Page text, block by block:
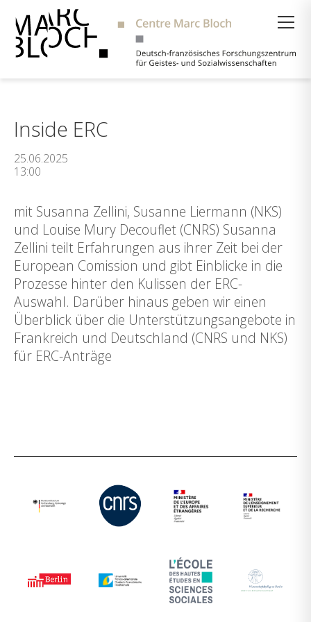
Inside ERC
25.06.2025
13:00
mit Susanna Zellini, Susanne Liermann (NKS)
und Louise Mury Decouflet (CNRS) Susanna
Zellini teilt Erfahrungen aus ihrer Zeit bei der
European Comission und gibt Einblicke in die
Prozesse hinter den Kulissen der ERC-
Auswahl. Darüber hinaus geben wir einen
Überblick über die Unterstützungsangebote in
Frankreich und Deutschland (CNRS und NKS)
für ERC-Anträge